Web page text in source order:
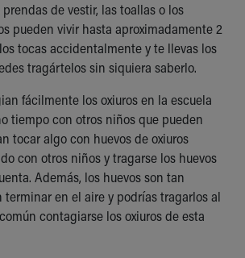
Safety
de vestir, las toallas o los
pueden vivir hasta aproximadamente 2
tocas accidentalmente y te llevas los
tragártelos sin siquiera saberlo.
fácilmente los oxiuros en la escuela
tiempo con otros niños que pueden
tocar algo con huevos de oxiuros
con otros niños y tragarse los huevos
Además, los huevos son tan
terminar en el aire y podrías tragarlos al
contagiarse los oxiuros de esta